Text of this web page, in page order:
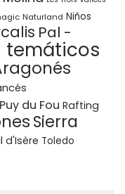
Naturland Niños
Pal -
temáticos
Puy du Fou Rafting
Sierra
d'Isère Toledo